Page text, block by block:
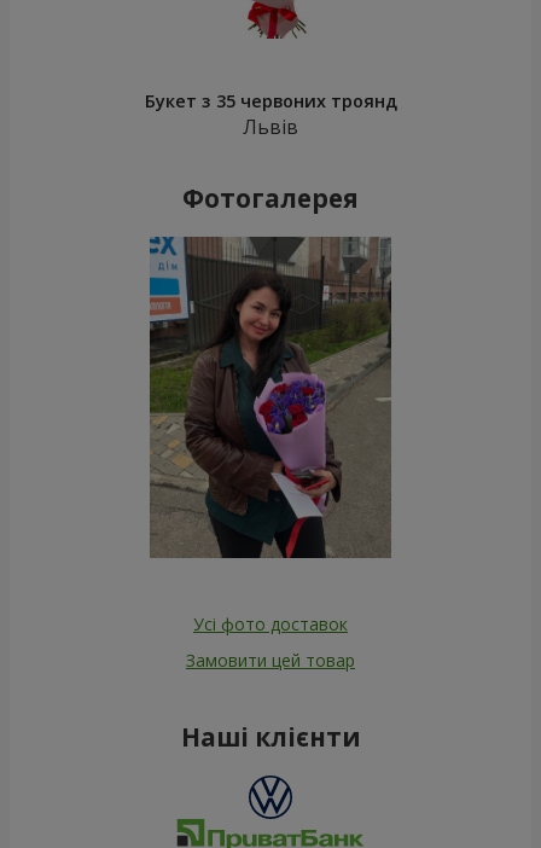
Букет з 35 червоних троянд
Львів
Фотогалерея
Усі фото доставок
Замовити цей товар
Наші клієнти